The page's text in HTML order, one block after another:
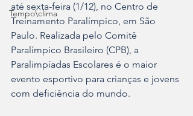
Tempo\clima
até sexta-feira (1/12), no Centro de
Treinamento Paralímpico, em São
Paulo. Realizada pelo Comitê
Paralímpico Brasileiro (CPB), a
Paralimpíadas Escolares é o maior
evento esportivo para crianças e jovens
com deficiência do mundo.